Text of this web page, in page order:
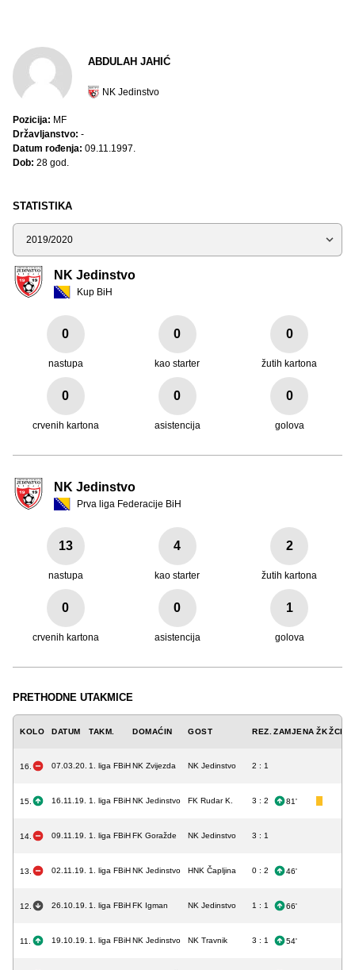
STATISTIKA
Sezona
NK Jedinstvo
Kup BiH
0
nastupa
0
kao starter
0
žutih kartona
0
crvenih kartona
0
asistencija
0
golova
NK Jedinstvo
Prva liga Federacije BiH
13
nastupa
4
kao starter
2
žutih kartona
0
crvenih kartona
0
asistencija
1
golova
PRETHODNE UTAKMICE
KOLO DATUM TAKM. DOMAĆIN GOST REZ. ZAMJENA ŽKŽCK
16. 07.03.20. 1. liga FBiHNK Zvijezda NK Jedinstvo 2 : 1
15. 16.11.19. 1. liga FBiHNK Jedinstvo FK Rudar K. 3 : 2 81'
14. 09.11.19. 1. liga FBiHFK Goražde NK Jedinstvo 3 : 1
13. 02.11.19. 1. liga FBiHNK Jedinstvo HNK Čapljina 0 : 2 46'
12. 26.10.19. 1. liga FBiHFK Igman NK Jedinstvo 1 : 1 66'
11. 19.10.19. 1. liga FBiHNK Jedinstvo NK Travnik 3 : 1 54'
ABDULAH JAHIĆ
NK Jedinstvo
Pozicija: MF
Državljanstvo: -
Datum rođenja: 09.11.1997.
Dob: 28 god.